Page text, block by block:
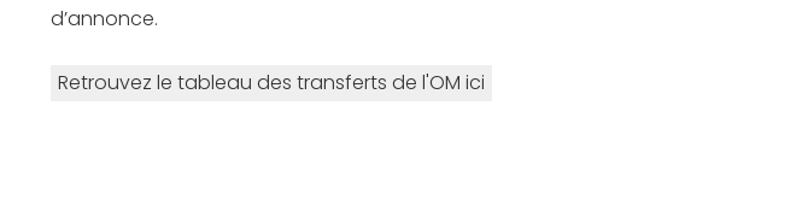
d’annonce.
Retrouvez le tableau des transferts de l'OM ici